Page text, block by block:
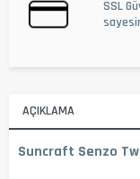
SSL
AÇIKLAMA
Suncraft Senzo